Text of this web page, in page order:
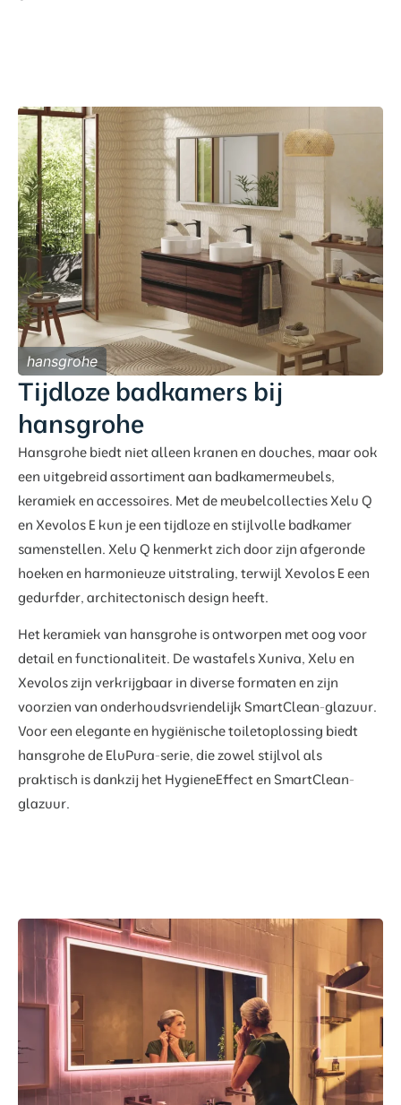
Tijdloze badkamers bij
hansgrohe
Hansgrohe biedt niet alleen kranen en douches, maar ook
een uitgebreid assortiment aan badkamermeubels,
keramiek en accessoires. Met de meubelcollecties Xelu Q
en Xevolos E kun je een tijdloze en stijlvolle badkamer
samenstellen. Xelu Q kenmerkt zich door zijn afgeronde
hoeken en harmonieuze uitstraling, terwijl Xevolos E een
gedurfder, architectonisch design heeft.
Het keramiek van hansgrohe is ontworpen met oog voor
detail en functionaliteit. De wastafels Xuniva, Xelu en
Xevolos zijn verkrijgbaar in diverse formaten en zijn
voorzien van onderhoudsvriendelijk SmartClean-glazuur.
Voor een elegante en hygiënische toiletoplossing biedt
hansgrohe de EluPura-serie, die zowel stijlvol als
praktisch is dankzij het HygieneEffect en SmartClean-
glazuur.
hansgrohe